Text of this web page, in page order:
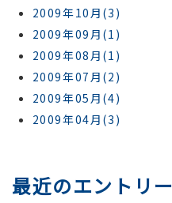
2009年10月(3)
2009年09月(1)
2009年08月(1)
2009年07月(2)
2009年05月(4)
2009年04月(3)
最近のエントリー